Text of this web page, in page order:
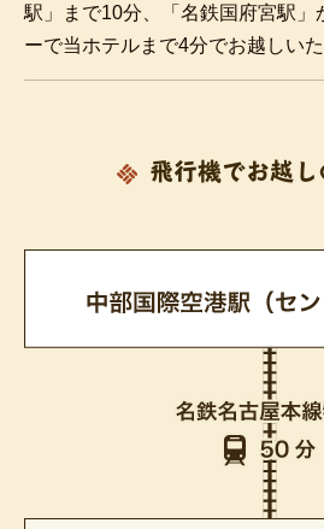
駅」まで10分、「名鉄国府宮駅」
ーで当ホテルまで4分でお越しいた
飛行機でお越